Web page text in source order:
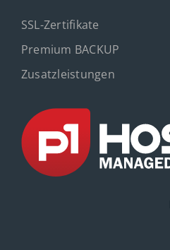
SSL-Zertifikate
Premium BACKUP
Zusatzleistungen